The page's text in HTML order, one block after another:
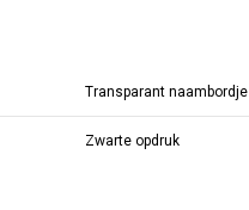
Transparant naambordje
Zwarte opdruk